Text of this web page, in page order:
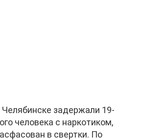
задержали 19-
человека с наркотиком,
в свертки. По